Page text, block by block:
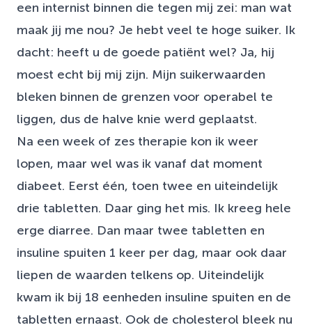
een internist binnen die tegen mij zei: man wat
maak jij me nou? Je hebt veel te hoge suiker. Ik
dacht: heeft u de goede patiënt wel? Ja, hij
moest echt bij mij zijn. Mijn suikerwaarden
bleken binnen de grenzen voor operabel te
liggen, dus de halve knie werd geplaatst.
Na een week of zes therapie kon ik weer
lopen, maar wel was ik vanaf dat moment
diabeet. Eerst één, toen twee en uiteindelijk
drie tabletten. Daar ging het mis. Ik kreeg hele
erge diarree. Dan maar twee tabletten en
insuline spuiten 1 keer per dag, maar ook daar
liepen de waarden telkens op. Uiteindelijk
kwam ik bij 18 eenheden insuline spuiten en de
tabletten ernaast. Ook de cholesterol bleek nu